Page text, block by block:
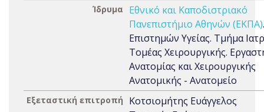
Ίδρυμα
Εθνικό και Καποδιστριακό
Πανεπιστήμιο Αθηνών (ΕΚΠΑ)
Επιστημών Υγείας. Τμήμα
Τομέας Χειρουργικής.
Ανατομίας και Χειρουργικής
Ανατομικής - Ανατομείο
Εξεταστική επιτροπή
Κοτσιομήτης Ευάγγελος